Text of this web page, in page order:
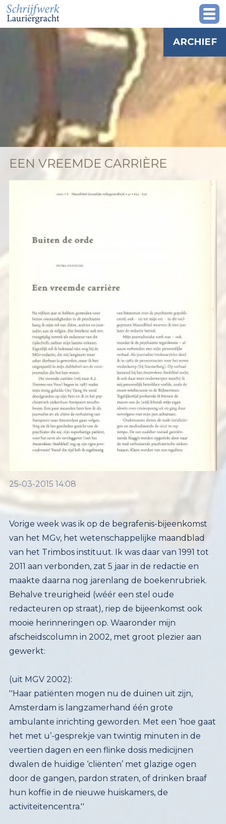
ARCHIEF
EEN VREEMDE CARRIÈRE
25-03-2015 14:08
Vorige week was ik op de begrafenis-bijeenkomst
van het MGv, het wetenschappelijke maandblad
van het Trimbos instituut. Ik was daar van 1991 tot
2011 aan verbonden, zat 5 jaar in de redactie en
maakte daarna nog jarenlang de boekenrubriek.
Behalve treurigheid (wéér een stel oude
redacteuren op straat), riep de bijeenkomst ook
mooie herinneringen op. Waaronder mijn
afscheidscolumn in 2002, met groot plezier aan
gewerkt:
(uit MGV 2002):
''Haar patiënten mogen nu de duinen uit zijn,
Amsterdam is langzamerhand één grote
ambulante inrichting geworden. Met een ‘hoe gaat
het met u’-gesprekje van twintig minuten in de
veertien dagen en een flinke dosis medicijnen
dwalen de huidige ‘cliënten’ met glazige ogen
door de gangen, pardon straten, of drinken braaf
hun koffie in de nieuwe huiskamers, de
activiteitencentra.''